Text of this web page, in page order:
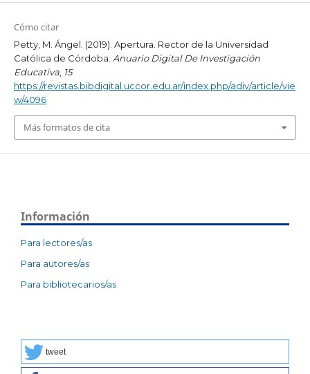
Cómo citar
Petty, M. Ángel. (2019). Apertura. Rector de la Universidad
Católica de Córdoba. Anuario Digital De Investigación
Educativa, 15.
https://revistas.bibdigital.uccor.edu.ar/index.php/adiv/article/vie
w/4096
Más formatos de cita
Información
Para lectores/as
Para autores/as
Para bibliotecarios/as
tweet